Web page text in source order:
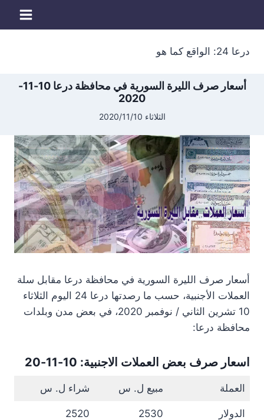
درعا 24: الواقع كما هو
أسعار صرف الليرة السورية في محافظة درعا 10-11-
2020
الثلاثاء 2020/11/10
أسعار صرف الليرة السورية في محافظة درعا مقابل سلة
العملات الأجنبية، حسب ما رصدتها درعا 24 اليوم الثلاثاء
10 تشرين الثاني / نوفمبر 2020، في بعض مدن وبلدات
محافظة درعا:
اسعار صرف بعض العملات الاجنبية: 10-11-20
العملة مبيع ل. س شراء ل. س
الدولار 2530
2520